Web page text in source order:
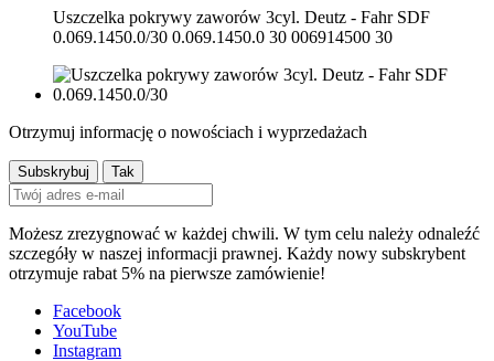
Uszczelka pokrywy zaworów 3cyl. Deutz - Fahr SDF
0.069.1450.0/30 0.069.1450.0 30 006914500 30
Otrzymuj informację o nowościach i wyprzedażach
Możesz zrezygnować w każdej chwili. W tym celu należy odnaleźć
szczegóły w naszej informacji prawnej. Każdy nowy subskrybent
otrzymuje rabat 5% na pierwsze zamówienie!
Facebook
YouTube
Instagram